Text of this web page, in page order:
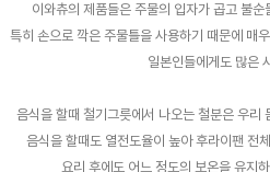
이와츄의 제품들은 주물의 입자가 곱고 불
특히 손으로 깍은 주물틀을 사용하기 때문에 매
일본인들에게도 많은
음식을 할때 철기그릇에서 나오는 철분은 우리
음식을 할때도 열전도율이 높아 후라이팬 전
요리 후에도 어느 정도의 보온을 유지